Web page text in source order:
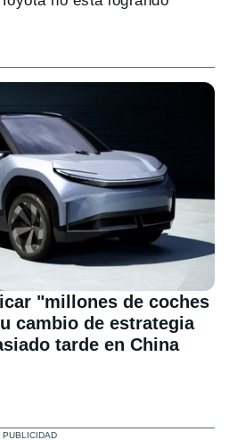
"millones de coches
cambio de estrategia
tarde en China